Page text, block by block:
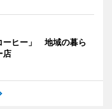
ーヒー」 地域の暮ら
店